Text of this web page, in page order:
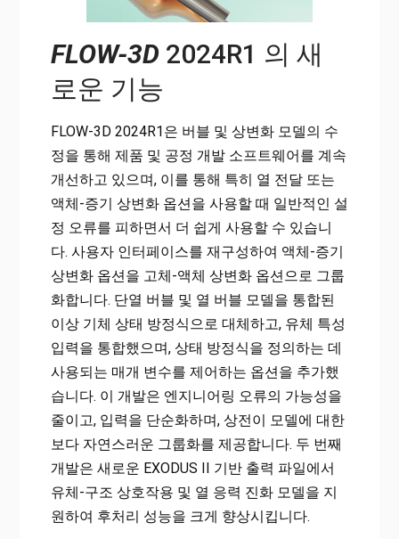
FLOW-3D2024R1 의 새
로운 기능
FLOW-3D 2024R1은 버블 및 상변화 모델의 수
정을 통해 제품 및 공정 개발 소프트웨어를 계속
개선하고 있으며, 이를 통해 특히 열 전달 또는
액체-증기 상변화 옵션을 사용할 때 일반적인 설
정 오류를 피하면서 더 쉽게 사용할 수 있습니
다. 사용자 인터페이스를 재구성하여 액체-증기
상변화 옵션을 고체-액체 상변화 옵션으로 그룹
화합니다. 단열 버블 및 열 버블 모델을 통합된
이상 기체 상태 방정식으로 대체하고, 유체 특성
입력을 통합했으며, 상태 방정식을 정의하는 데
사용되는 매개 변수를 제어하는 옵션을 추가했
습니다. 이 개발은 엔지니어링 오류의 가능성을
줄이고, 입력을 단순화하며, 상전이 모델에 대한
보다 자연스러운 그룹화를 제공합니다. 두 번째
개발은 새로운 EXODUS II 기반 출력 파일에서
유체-구조 상호작용 및 열 응력 진화 모델을 지
원하여 후처리 성능을 크게 향상시킵니다.